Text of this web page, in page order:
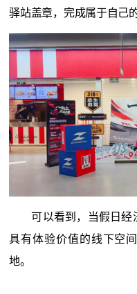
驿站盖章，完成属于自己
可以看到，当假日经
具有体验价值的线下空
地。